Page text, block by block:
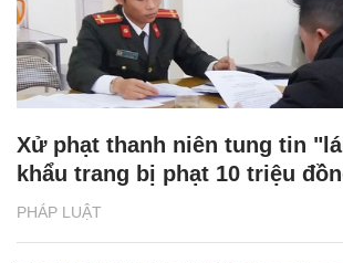
PHÁP LUẬT
Xử phạt thanh niên tung tin
khẩu trang bị phạt 10 triệu